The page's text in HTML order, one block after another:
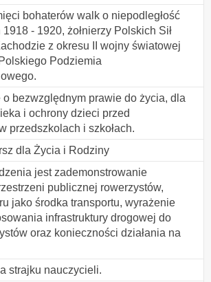
bohaterów walk o niepodległość
- 1920, żołnierzy Polskich Sił
z okresu II wojny światowej
Podziemia
o bezwzględnym prawie do życia, dla
i ochrony dzieci przed
przedszkolach i szkołach.
dla Życia i Rodziny
jest zademonstrowanie
publicznej rowerzystów,
jako środka transportu, wyrażenie
infrastruktury drogowej do
oraz konieczności działania na
strajku nauczycieli.